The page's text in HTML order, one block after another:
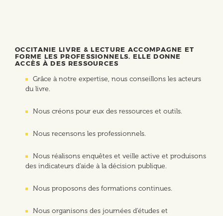
OCCITANIE LIVRE & LECTURE ACCOMPAGNE ET
FORME LES PROFESSIONNELS. ELLE DONNE
ACCÈS À DES RESSOURCES
Grâce à notre expertise, nous conseillons les acteurs
du livre.
Nous créons pour eux des ressources et outils.
Nous recensons les professionnels.
Nous réalisons enquêtes et veille active et produisons
des indicateurs d’aide à la décision publique.
Nous proposons des formations continues.
Nous organisons des journées d’études et